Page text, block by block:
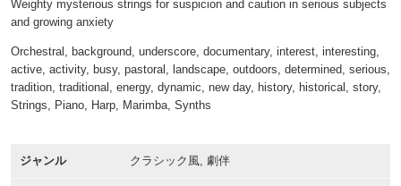
Weighty mysterious strings for suspicion and caution in serious subjects
and growing anxiety
Orchestral, background, underscore, documentary, interest, interesting,
active, activity, busy, pastoral, landscape, outdoors, determined, serious,
tradition, traditional, energy, dynamic, new day, history, historical, story,
Strings, Piano, Harp, Marimba, Synths
ジャンル クラシック風, 劇伴